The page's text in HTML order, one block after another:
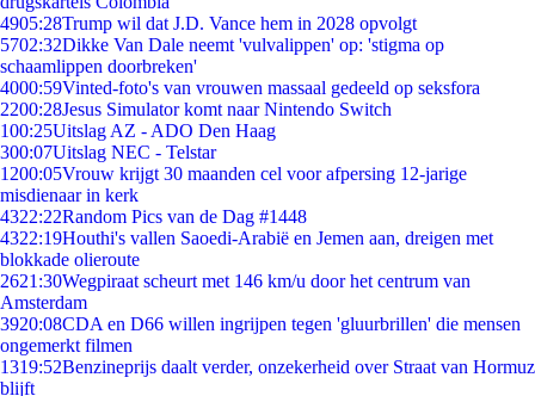
4905:28Trump wil dat J.D. Vance hem in 2028 opvolgt
5702:32Dikke Van Dale neemt 'vulvalippen' op: 'stigma op
schaamlippen doorbreken'
4000:59Vinted-foto's van vrouwen massaal gedeeld op seksfora
2200:28Jesus Simulator komt naar Nintendo Switch
100:25Uitslag AZ - ADO Den Haag
300:07Uitslag NEC - Telstar
1200:05Vrouw krijgt 30 maanden cel voor afpersing 12-jarige
misdienaar in kerk
4322:22Random Pics van de Dag #1448
4322:19Houthi's vallen Saoedi-Arabië en Jemen aan, dreigen met
blokkade olieroute
2621:30Wegpiraat scheurt met 146 km/u door het centrum van
Amsterdam
3920:08CDA en D66 willen ingrijpen tegen 'gluurbrillen' die mensen
ongemerkt filmen
1319:52Benzineprijs daalt verder, onzekerheid over Straat van Hormuz
blijft